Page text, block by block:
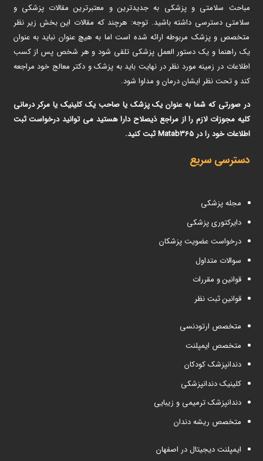
مباحث سلامتی و پزشکی به جدیدترین و معتبرترین مقالات پزشکی و
سلامتی دسترسی داشته باشید. توجه: هرچند که مقالات این بخش زیر نظر
متخصص و پزشک مربوطه ارائه شده است اما به هیچ عنوان نباید به عنوان
یک راهنما و یک دستور العمل پزشکی تلقی شود و هر شخص پس از کسب
اطلاعات در زمینه مورد نظر در نهایت باید به پزشک و دکتر معالج خود مراجعه
کند و تحت نظر ایشان درمان و مداوا شود.
در صورتی که شما به عنوان یک پزشک یا صاحب یک کلینیک یا مرکر درمانی
کلیه مجوزات لازم را از مراجع ذیصلاح دارا هستید می توانید درخواست ثبت
اطلاعات خود را در Matab365 ثبت کنید.
دسترسی سریع
مجله پزشکی
دایرکتوری پزشکی
درخواست عضویت پزشکان
سوالات متداول
قوانین و مقررات
قوانین ثبت نظر
متخصص ارتودنسی
متخصص ایمپلنت
دندانپزشک کودکان
کلینیک دندانپزشکی
دندانپزشک ترمیمی و زیبایی
متخصص ریشه دندان
ایمپلنت دیجیتال در اصفهان